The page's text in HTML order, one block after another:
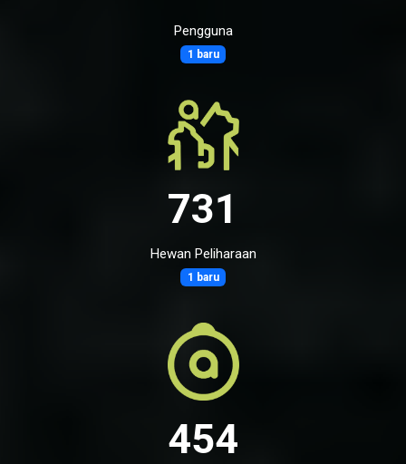
Pengguna
1 baru
731
Hewan Peliharaan
1 baru
454